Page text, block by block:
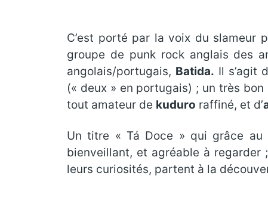
C’est porté par la voix du slameur
groupe de punk rock anglais des
angolais/portugais, Batida. Il s’agit
(« deux » en portugais) ; un très
tout amateur de kuduro raffiné, et d’
Un titre « Tá Doce » qui grâce au
bienveillant, et agréable à
leurs curiosités, partent à la